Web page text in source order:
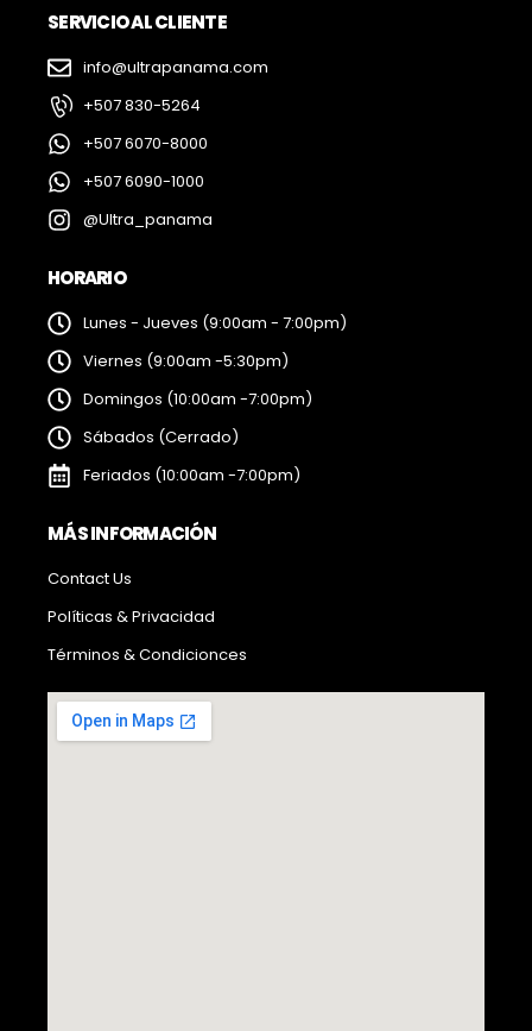
SERVICIO AL CLIENTE
info@ultrapanama.com
+507 830-5264
+507 6070-8000
+507 6090-1000
@Ultra_panama
HORARIO
Lunes - Jueves (9:00am - 7:00pm)
Viernes (9:00am -5:30pm)
Domingos (10:00am -7:00pm)
Sábados (Cerrado)
Feriados (10:00am -7:00pm)
MÁS INFORMACIÓN
Contact Us
Políticas & Privacidad
Términos & Condicionces